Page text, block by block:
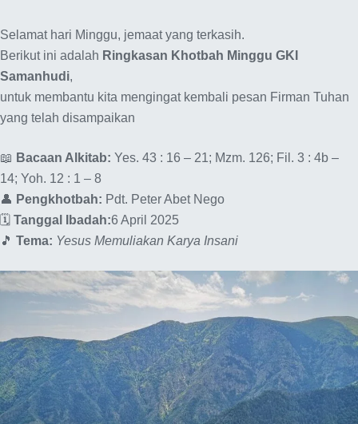
Selamat hari Minggu, jemaat yang terkasih.
Berikut ini adalah Ringkasan Khotbah Minggu GKI
Samanhudi,
untuk membantu kita mengingat kembali pesan Firman Tuhan
yang telah disampaikan
📖 Bacaan Alkitab: Yes. 43 : 16 – 21; Mzm. 126; Fil. 3 : 4b –
14; Yoh. 12 : 1 – 8
👤 Pengkhotbah: Pdt. Peter Abet Nego
🗓️ Tanggal Ibadah:6 April 2025
🎵 Tema: Yesus Memuliakan Karya Insani